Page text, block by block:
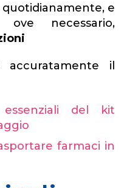
e
necessario,
accuratamente il
del kit
farmaci in